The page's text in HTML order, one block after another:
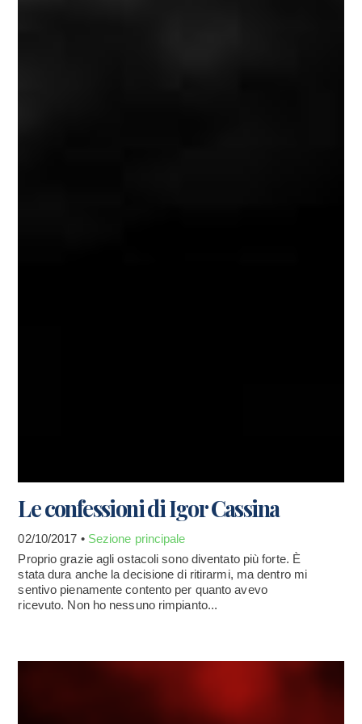
Le confessioni di Igor Cassina
02/10/2017 • Sezione principale
Proprio grazie agli ostacoli sono diventato più forte. È
stata dura anche la decisione di ritirarmi, ma dentro mi
sentivo pienamente contento per quanto avevo
ricevuto. Non ho nessuno rimpianto...